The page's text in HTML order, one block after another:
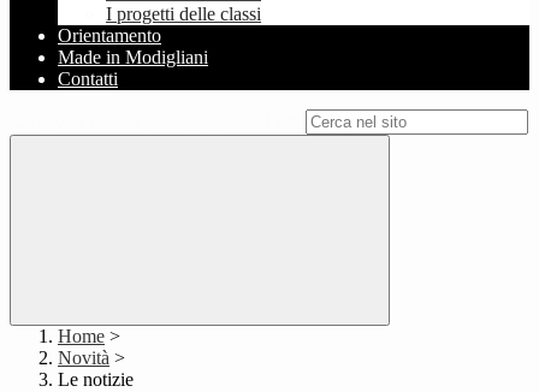
I progetti delle classi
Orientamento
Made in Modigliani
Contatti
Home >
Novità >
Le notizie